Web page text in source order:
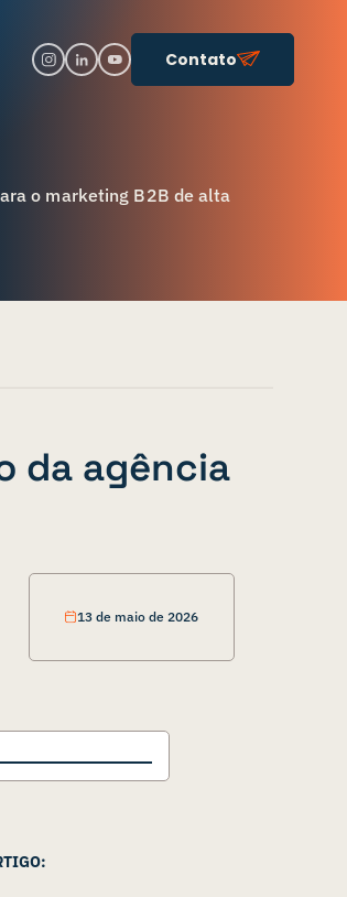
Contato
o marketing B2B de alta
da agência
13 de maio de 2026